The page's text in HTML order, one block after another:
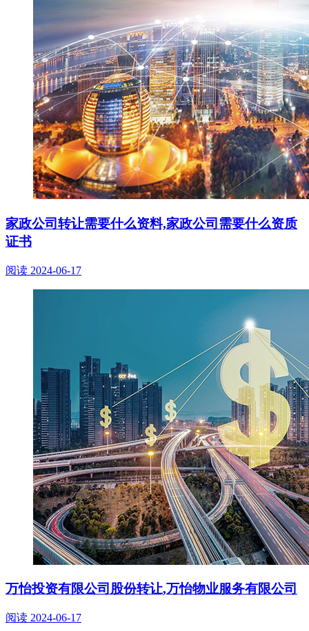
家政公司转让需要什么资料,家政公司需要什么资质
证书
阅读 2024-06-17
万怡投资有限公司股份转让,万怡物业服务有限公司
阅读 2024-06-17